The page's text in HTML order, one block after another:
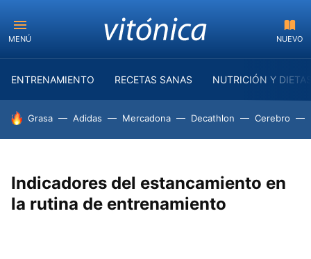
MENÚ NUEVO
ENTRENAMIENTO RECETAS SANAS NUTRICIÓN Y
HOY SE HABLA DE
Grasa Adidas Mercadona Decathlon Cerebro
Indicadores del estancamiento en
la rutina de entrenamiento